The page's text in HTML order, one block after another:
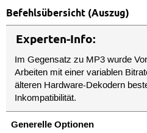
Befehlsübersicht (Auszug)
Experten-Info:
Im Gegensatz zu MP3 wurde
Arbeiten mit einer variablen
älteren Hardware-Dekodern
Inkompatibilität.
Generelle Optionen